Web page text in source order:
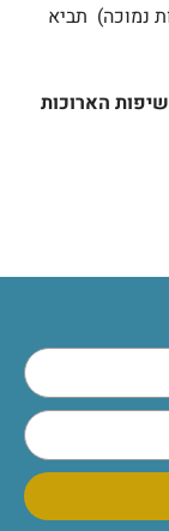
נמוכה) תביא
הארוכות